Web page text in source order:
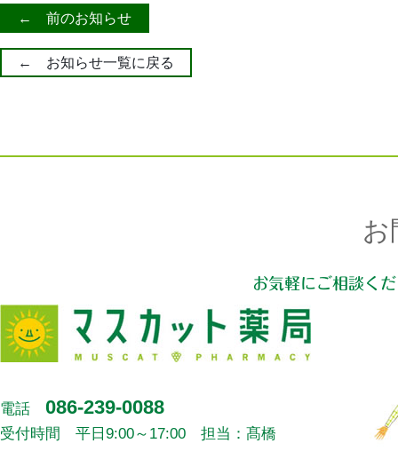
← 前のお知らせ
← お知らせ一覧に戻る
お
お気軽にご相談く
電話 086-239-0088
受付時間 平日9:00～17:00 担当：髙橋